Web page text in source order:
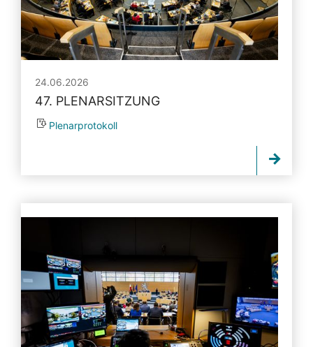
24.06.2026
47. PLENARSITZUNG
Plenarprotokoll